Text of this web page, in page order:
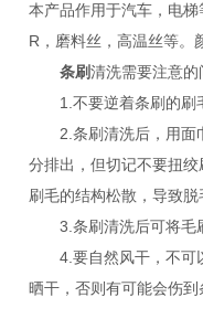
本产品作用于汽车，电
R，磨料丝，高温丝等。
条刷清洗需要注意的
1.不要逆着条刷的刷
2.条刷清洗后，用面
分排出，但切记不要扭
刷毛的结构松散，导致脱
3.条刷清洗后可将毛刷
4.要自然风干，不可
晒干，否则有可能会伤到